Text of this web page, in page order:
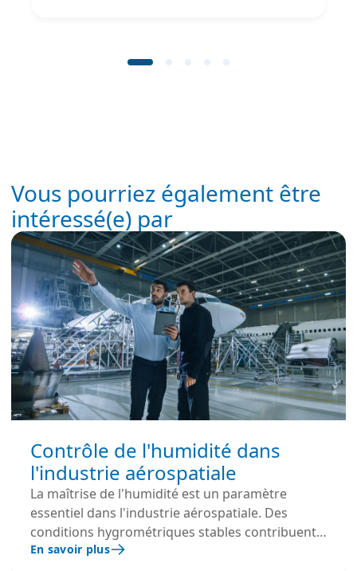
Vous pourriez également être
intéressé(e) par
Contrôle de l'humidité dans
l'industrie aérospatiale
La maîtrise de l'humidité est un paramètre
essentiel dans l'industrie aérospatiale. Des
conditions hygrométriques stables contribuent à
protéger les composants électroniques
En savoir plus